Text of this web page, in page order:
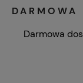
DARMOWA
Darmowa